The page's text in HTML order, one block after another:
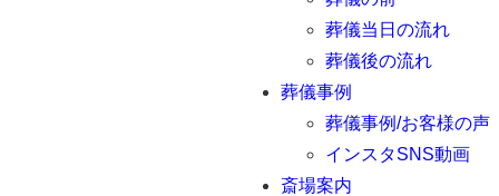
葬儀当日の流れ
葬儀後の流れ
葬儀事例
葬儀事例/お客様の声
インスタSNS動画
斎場案内